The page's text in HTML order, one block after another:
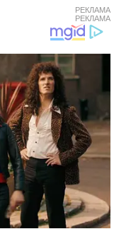
РЕКЛАМА
РЕКЛАМА